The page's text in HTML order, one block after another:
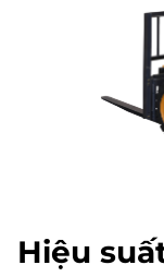
Hiệu